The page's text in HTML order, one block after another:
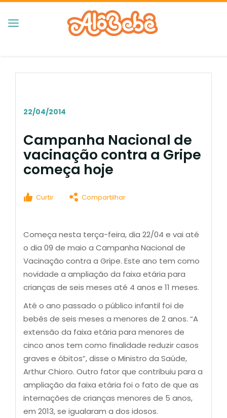
22/04/2014
Campanha Nacional de
vacinação contra a Gripe
começa hoje
Curtir Compartilhar
Começa nesta terça-feira, dia 22/04 e vai até
o dia 09 de maio a Campanha Nacional de
Vacinação contra a Gripe. Este ano tem como
novidade a ampliação da faixa etária para
crianças de seis meses até 4 anos e 11 meses.
Até o ano passado o público infantil foi de
bebês de seis meses a menores de 2 anos. “A
extensão da faixa etária para menores de
cinco anos tem como finalidade reduzir casos
graves e óbitos”, disse o Ministro da Saúde,
Arthur Chioro. Outro fator que contribuiu para a
ampliação da faixa etária foi o fato de que as
internações de crianças menores de 5 anos,
em 2013, se igualaram a dos idosos.